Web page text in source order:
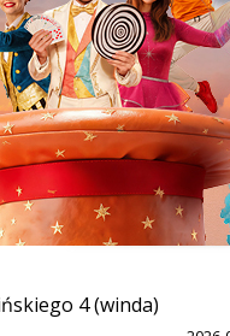
WYRÓŻNIONE
standard. Na Osiedlu
2026-
WYRÓŻNIONE
4 (winda)